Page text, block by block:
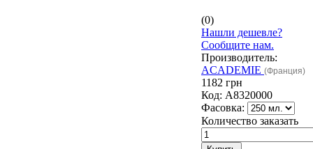
(0)
Нашли дешевле?
Сообщите нам.
Производитель:
ACADEMIE (Франция)
1182 грн
Код: А8320000
Фасовка:
Количество заказать